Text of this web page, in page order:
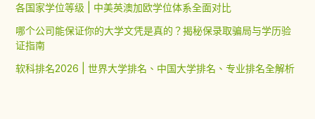
各国家学位等级 | 中美英澳加欧学位体系全面对比
哪个公司能保证你的大学文凭是真的？揭秘保录取骗局与学历验
证指南
软科排名2026 | 世界大学排名、中国大学排名、专业排名全解析